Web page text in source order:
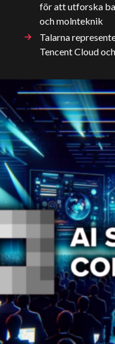
för att utforska
och molnteknik
Talarna
Tencent Cloud